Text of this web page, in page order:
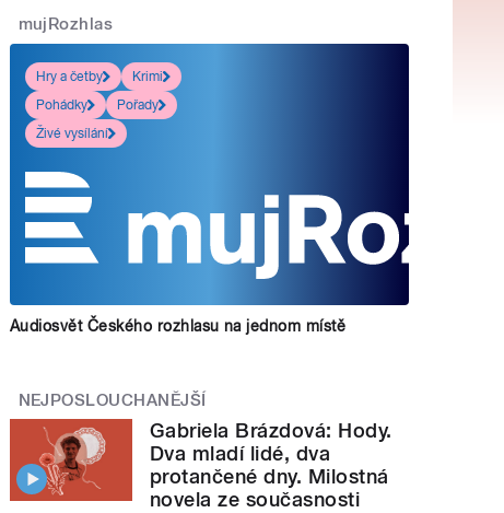
mujRozhlas
Hry a četby
Krimi
Pohádky
Pořady
Živé vysílání
Audiosvět Českého rozhlasu na jednom místě
NEJPOSLOUCHANĚJŠÍ
Gabriela Brázdová: Hody.
Dva mladí lidé, dva
protančené dny. Milostná
novela ze současnosti